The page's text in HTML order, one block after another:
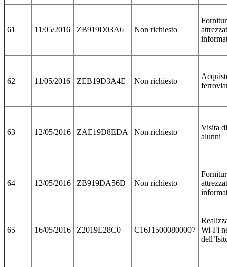
61 11/05/2016 ZB919D03A6 Non richiesto
62 11/05/2016 ZEB19D3A4E Non richiesto
63 12/05/2016 ZAE19D8EDA Non richiesto
Visita
alunni
64 12/05/2016 ZB919DA56D Non richiesto
65 16/05/2016 Z2019E28C0 C16J15000800007
Wi-Fi